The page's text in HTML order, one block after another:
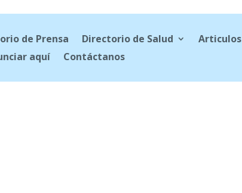
de Prensa Directorio de Salud
Articulos
aquí Contáctanos